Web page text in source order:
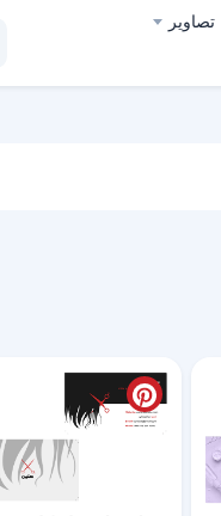
تصاویر